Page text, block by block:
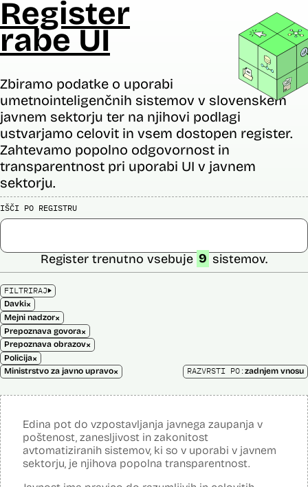
Register
rabe UI
Zbiramo podatke o uporabi
umetnointeligenčnih sistemov v slovenskem
javnem sektorju ter na njihovi podlagi
ustvarjamo celovit in vsem dostopen register.
Zahtevamo popolno odgovornost in
transparentnost pri uporabi UI v javnem
sektorju.
IŠČI PO REGISTRU
FILTRIRAJ
Davki×
Mejni nadzor×
Prepoznava govora×
Prepoznava obrazov×
Policija×
Ministrstvo za javno upravo×
Register trenutno vsebuje 9 sistemov.
RAZVRSTI PO:zadnjem vnosu
Edina pot do vzpostavljanja javnega zaupanja v
poštenost, zanesljivost in zakonitost
avtomatiziranih sistemov, ki so v uporabi v javnem
sektorju, je njihova popolna transparentnost.